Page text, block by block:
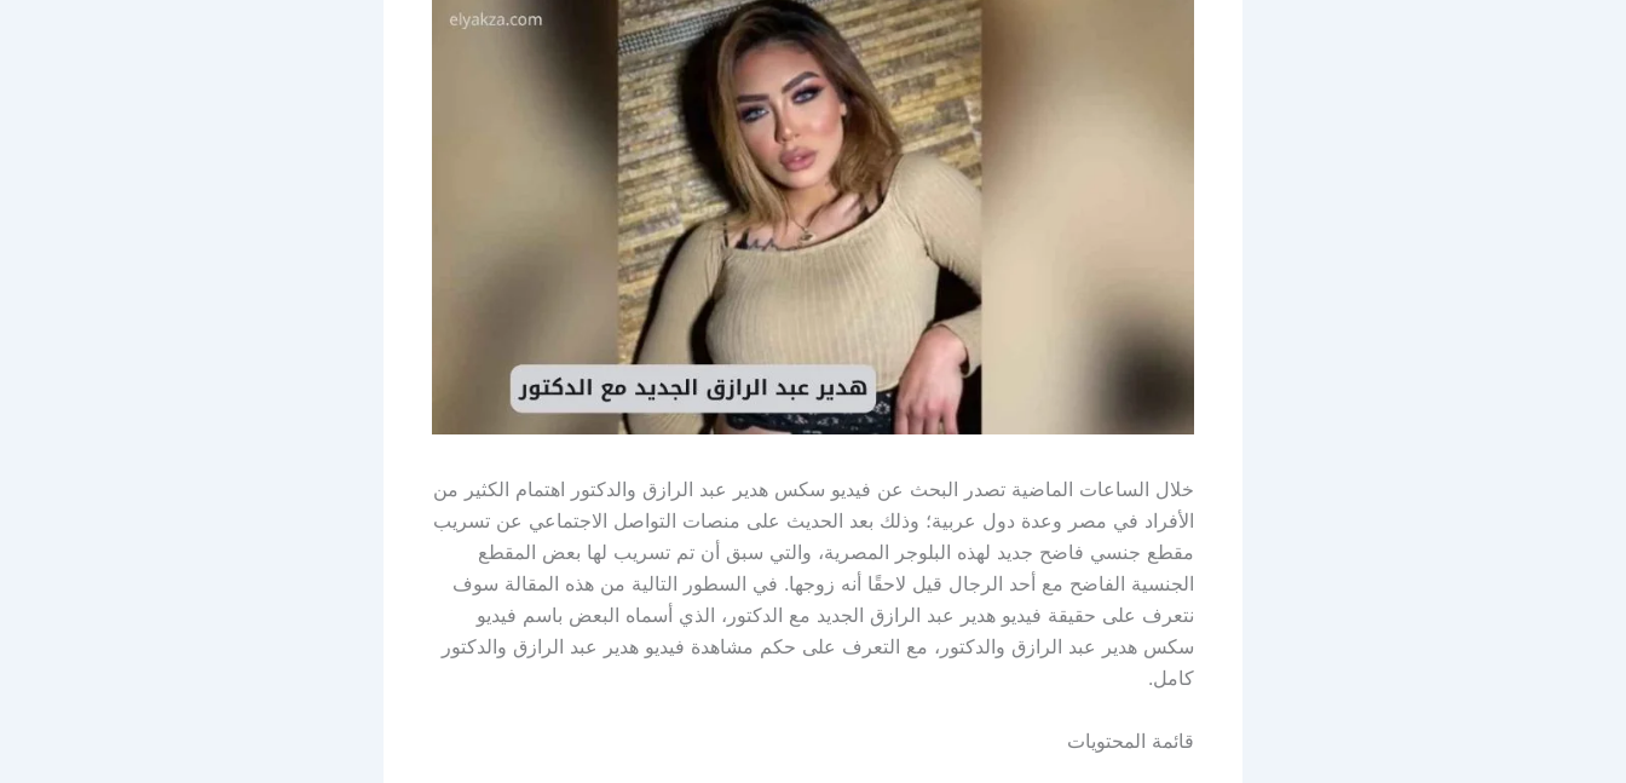
خلال الساعات الماضية تصدر البحث عن فيديو سكس هدير عبد الرازق والدكتور اهتمام الكثير من
الأفراد في مصر وعدة دول عربية؛ وذلك بعد الحديث على منصات التواصل الاجتماعي عن تسريب
مقطع جنسي فاضح جديد لهذه البلوجر المصرية، والتي سبق أن تم تسريب لها بعض المقطع
الجنسية الفاضح مع أحد الرجال قيل لاحقًا أنه زوجها. في السطور التالية من هذه المقالة سوف
نتعرف على حقيقة فيديو هدير عبد الرازق الجديد مع الدكتور، الذي أسماه البعض باسم فيديو
سكس هدير عبد الرازق والدكتور، مع التعرف على حكم مشاهدة فيديو هدير عبد الرازق والدكتور
كامل.
قائمة المحتويات